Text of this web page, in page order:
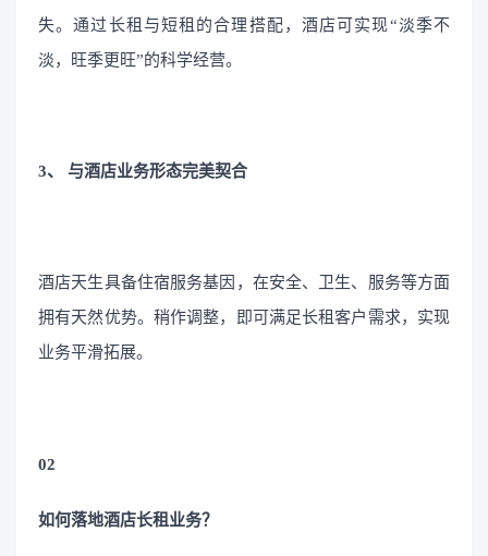
失。通过长租与短租的合理搭配，酒店可实现“淡季不
淡，旺季更旺”的科学经营。
3、 与酒店业务形态完美契合
酒店天生具备住宿服务基因，在安全、卫生、服务等方面
拥有天然优势。稍作调整，即可满足长租客户需求，实现
业务平滑拓展。
02
如何落地酒店长租业务？